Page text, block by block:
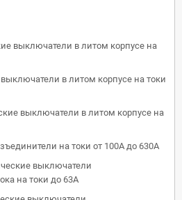
выключатели в литом корпусе на
в литом корпусе на токи
выключатели в литом корпусе на
на токи от 100А до 630А
выключатели
на токи до 63А